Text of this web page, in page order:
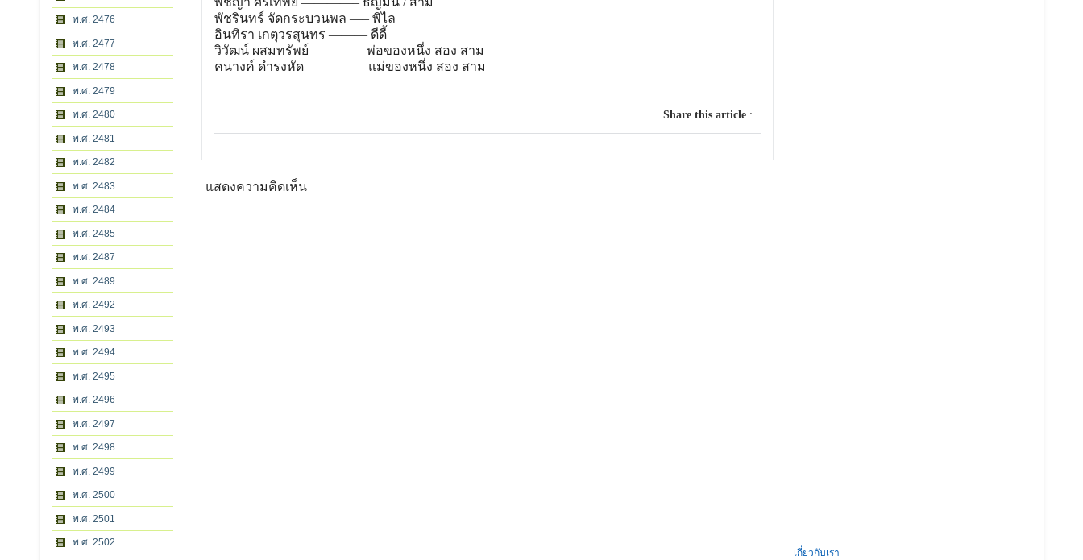
พ.ศ. 2476
พ.ศ. 2477
พ.ศ. 2478
พ.ศ. 2479
พ.ศ. 2480
พ.ศ. 2481
พ.ศ. 2482
พ.ศ. 2483
พ.ศ. 2484
พ.ศ. 2485
พ.ศ. 2487
พ.ศ. 2489
พ.ศ. 2492
พ.ศ. 2493
พ.ศ. 2494
พ.ศ. 2495
พ.ศ. 2496
พ.ศ. 2497
พ.ศ. 2498
พ.ศ. 2499
พ.ศ. 2500
พ.ศ. 2501
พ.ศ. 2502
พัชรินทร์ จัดกระบวนพล —– พิไล
อินทิรา เกตุวรสุนทร ——— ดีดี้
วิวัฒน์ ผสมทรัพย์ ———— พ่อของหนึ่ง สอง สาม
คนางค์ ดำรงหัด ————– แม่ของหนึ่ง สอง สาม
Share this article:
แสดงความคิดเห็น
เกี่ยวกับเรา